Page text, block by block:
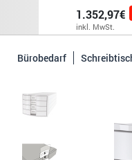
1.352,97€
inkl. MwSt.
Bürobedarf